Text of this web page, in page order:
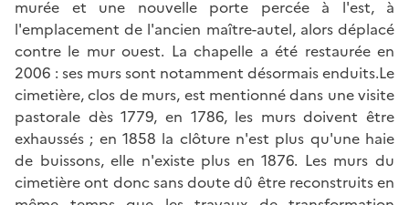
murée et une nouvelle porte percée à l'est, à
l'emplacement de l'ancien maître-autel, alors déplacé
contre le mur ouest. La chapelle a été restaurée en
2006 : ses murs sont notamment désormais enduits.Le
cimetière, clos de murs, est mentionné dans une visite
pastorale dès 1779, en 1786, les murs doivent être
exhaussés ; en 1858 la clôture n'est plus qu'une haie
de buissons, elle n'existe plus en 1876. Les murs du
cimetière ont donc sans doute dû être reconstruits en